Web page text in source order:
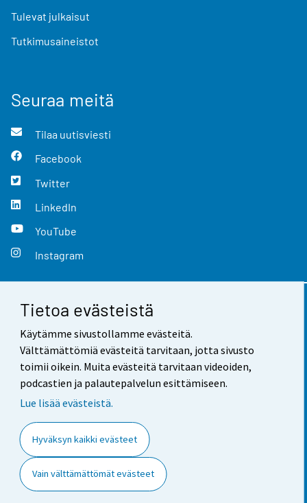
Tietoa evästeistä
Käytämme sivustollamme evästeitä.
Välttämättömiä evästeitä tarvitaan, jotta sivusto
toimii oikein. Muita evästeitä tarvitaan videoiden,
podcastien ja palautepalvelun esittämiseen.
Lue lisää evästeistä.
Hyväksyn kaikki evästeet
Vain välttämättömät evästeet
Tulevat julkaisut
Tutkimusaineistot
Seuraa meitä
Tilaa uutisviesti
Facebook
Twitter
LinkedIn
YouTube
Instagram
Yhteystiedot
Palaute
Käyttöehdot
Saavutettavuus
Tietoa sivustosta
Evästeasetukset